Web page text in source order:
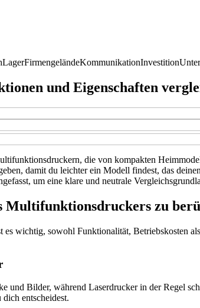
LagerFirmengeländeKommunikationInvestition
und Eigenschaften
die von kompakten
damit du leichter ein Modell findest, das
um eine klare und neutrale
Multifunktionsdruckers zu
wichtig, sowohl Funktionalität, Betriebskosten
und Bilder, während Laserdrucker in der Regel
entscheidest.